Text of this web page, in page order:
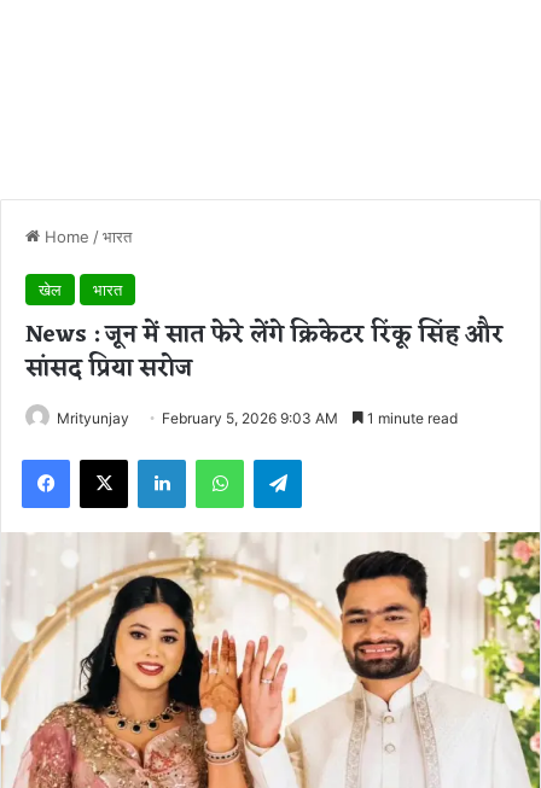
Home /भारत
खेल भारत
News : जून में सात फेरे लेंगे क्रिकेटर रिंकू सिंह और
सांसद प्रिया सरोज
Mrityunjay February 5, 2026 9:03 AM 1 minute read